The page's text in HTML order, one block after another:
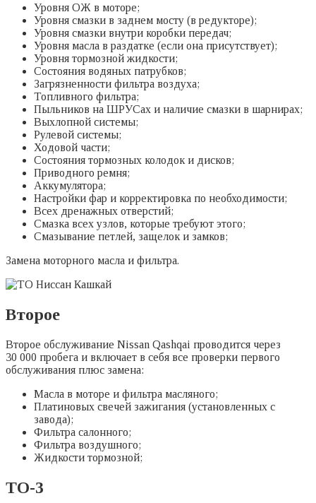
Уровня ОЖ в моторе;
Уровня смазки в заднем мосту (в редукторе);
Уровня смазки внутри коробки передач;
Уровня масла в раздатке (если она присутствует);
Уровня тормозной жидкости;
Состояния водяных патрубков;
Загрязненности фильтра воздуха;
Топливного фильтра;
Пыльников на ШРУСах и наличие смазки в шарнирах;
Выхлопной системы;
Рулевой системы;
Ходовой части;
Состояния тормозных колодок и дисков;
Приводного ремня;
Аккумулятора;
Настройки фар и корректировка по необходимости;
Всех дренажных отверстий;
Смазка всех узлов, которые требуют этого;
Смазывание петлей, защелок и замков;
Замена моторного масла и фильтра.
Второе
Второе обслуживание Nissan Qashqai проводится через
30 000 пробега и включает в себя все проверки первого
обслуживания плюс замена:
Масла в моторе и фильтра масляного;
Платиновых свечей зажигания (установленных с
завода);
Фильтра салонного;
Фильтра воздушного;
Жидкости тормозной;
ТО-3